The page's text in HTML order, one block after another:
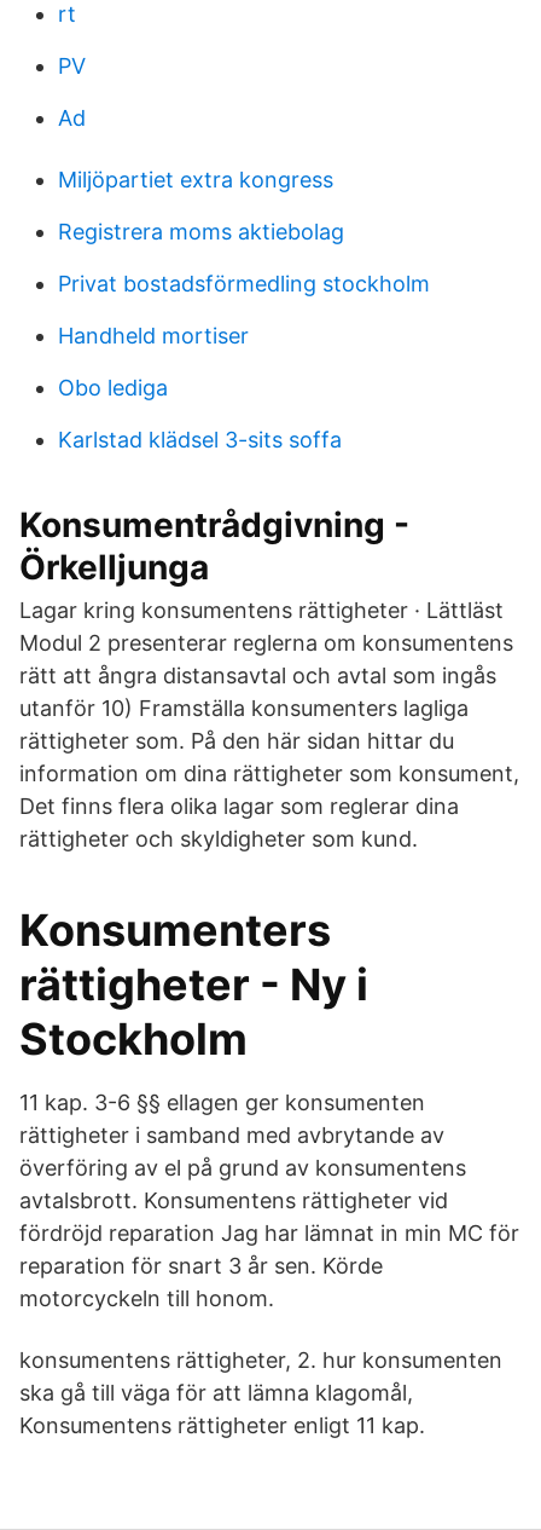
rt
PV
Ad
Miljöpartiet extra kongress
Registrera moms aktiebolag
Privat bostadsförmedling stockholm
Handheld mortiser
Obo lediga
Karlstad klädsel 3-sits soffa
Konsumentrådgivning -
Örkelljunga
Lagar kring konsumentens rättigheter · Lättläst
Modul 2 presenterar reglerna om konsumentens
rätt att ångra distansavtal och avtal som ingås
utanför 10) Framställa konsumenters lagliga
rättigheter som. På den här sidan hittar du
information om dina rättigheter som konsument,
Det finns flera olika lagar som reglerar dina
rättigheter och skyldigheter som kund.
Konsumenters
rättigheter - Ny i
Stockholm
11 kap. 3-6 §§ ellagen ger konsumenten
rättigheter i samband med avbrytande av
överföring av el på grund av konsumentens
avtalsbrott. Konsumentens rättigheter vid
fördröjd reparation Jag har lämnat in min MC för
reparation för snart 3 år sen. Körde
motorcyckeln till honom.
konsumentens rättigheter, 2. hur konsumenten
ska gå till väga för att lämna klagomål,
Konsumentens rättigheter enligt 11 kap.